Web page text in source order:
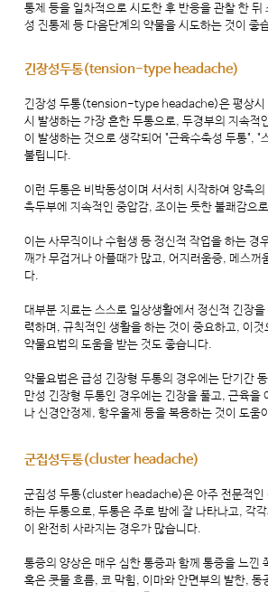
통제 등을 일차적으로 시도한 후 반응을 관찰 한 뒤
성 진통제 등 다음단계의 약물을 시도하는 것이 좋
긴장성두통(tension-type headache)
긴장성 두통(tension-type headache)은 평상시
시 발생하는 가장 흔한 두통으로, 두경부의 지속적
이 발생하는 것으로 생각되어 "근육수축성 두통", "
불립니다.
이런 두통은 비박동성이며 서서히 시작하여 양측
측두부에 지속적인 중압감, 조이는 듯한 불쾌감으
이는 사무직이나 수험생 등 정신적 작업을 하는 경
깨가 무겁거나 아플때가 많고, 어지러움증, 메스꺼
다.
대부분 치료는 스스로 일상생활에서 정신적 긴장
력하며, 규칙적인 생활을 하는 것이 중요하고, 이것
약물요법의 도움을 받는 것도 좋습니다.
약물요법은 급성 긴장형 두통의 경우에는 단기간
만성 긴장형 두통인 경우에는 긴장을 풀고, 근육을
나 신경안정제, 항우울제 등을 복용하는 것이 도움
군집성두통(cluster headache)
군집성 두통(cluster headache)은 아주 전문적인
하는 두통으로, 두통은 주로 밤에 잘 나타나고, 각
이 완전히 사라지는 경우가 많습니다.
통증의 양상은 매우 심한 통증과 함께 통증을 느낀
혹은 콧물 흐름, 코 막힘, 이마와 안면부의 발한, 동